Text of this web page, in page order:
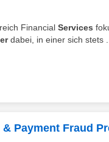
Financial Services
dabei, in einer sich stets ...
Payment Fraud